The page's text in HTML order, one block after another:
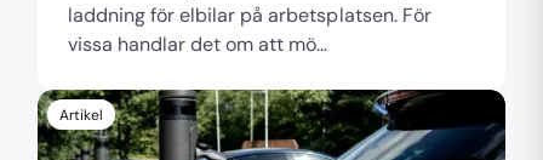
laddning för elbilar på arbetsplatsen. För
vissa handlar det om att mö...
Artikel